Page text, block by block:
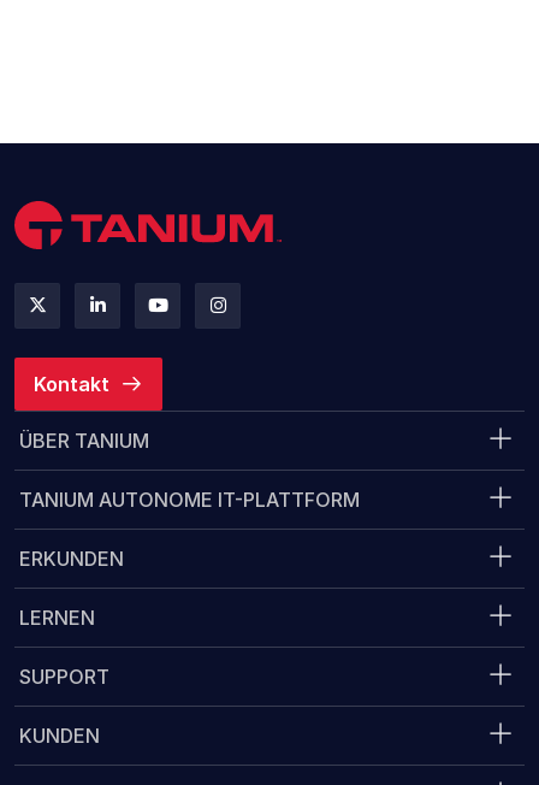
Kontakt
ÜBER TANIUM
TANIUM AUTONOME IT-PLATTFORM
ERKUNDEN
LERNEN
SUPPORT
KUNDEN